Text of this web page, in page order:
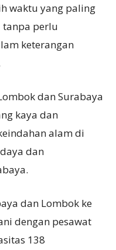
waktu yang paling
tanpa perlu
keterangan
dan Surabaya
kaya dan
alam di
dan
dan Lombok ke
dengan pesawat
138